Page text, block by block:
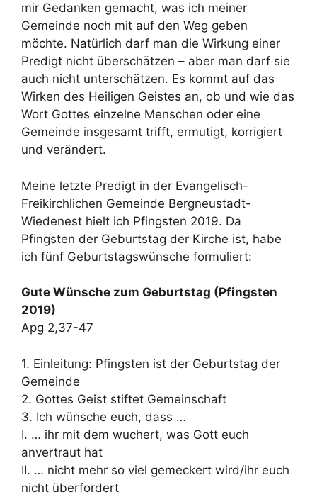
mir Gedanken gemacht, was ich meiner
Gemeinde noch mit auf den Weg geben
möchte. Natürlich darf man die Wirkung einer
Predigt nicht überschätzen – aber man darf sie
auch nicht unterschätzen. Es kommt auf das
Wirken des Heiligen Geistes an, ob und wie das
Wort Gottes einzelne Menschen oder eine
Gemeinde insgesamt trifft, ermutigt, korrigiert
und verändert.
Meine letzte Predigt in der Evangelisch-
Freikirchlichen Gemeinde Bergneustadt-
Wiedenest hielt ich Pfingsten 2019. Da
Pfingsten der Geburtstag der Kirche ist, habe
ich fünf Geburtstagswünsche formuliert:
Gute Wünsche zum Geburtstag (Pfingsten
2019)
Apg 2,37-47
1. Einleitung: Pfingsten ist der Geburtstag der
Gemeinde
2. Gottes Geist stiftet Gemeinschaft
3. Ich wünsche euch, dass …
I. … ihr mit dem wuchert, was Gott euch
anvertraut hat
II. … nicht mehr so viel gemeckert wird/ihr euch
nicht überfordert